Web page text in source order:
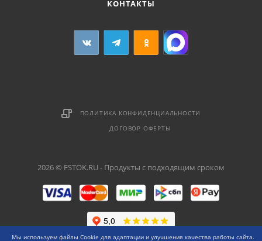
КОНТАКТЫ
ПОЛИТИКА КОНФИДЕНЦИАЛЬНОСТИ
ДОГОВОР ОФЕРТЫ
2026 © FSTOK.RU - Продукты с подходящим сроком
Мы используем файлы Cookie для адаптации и улучшения качества работы сайта.